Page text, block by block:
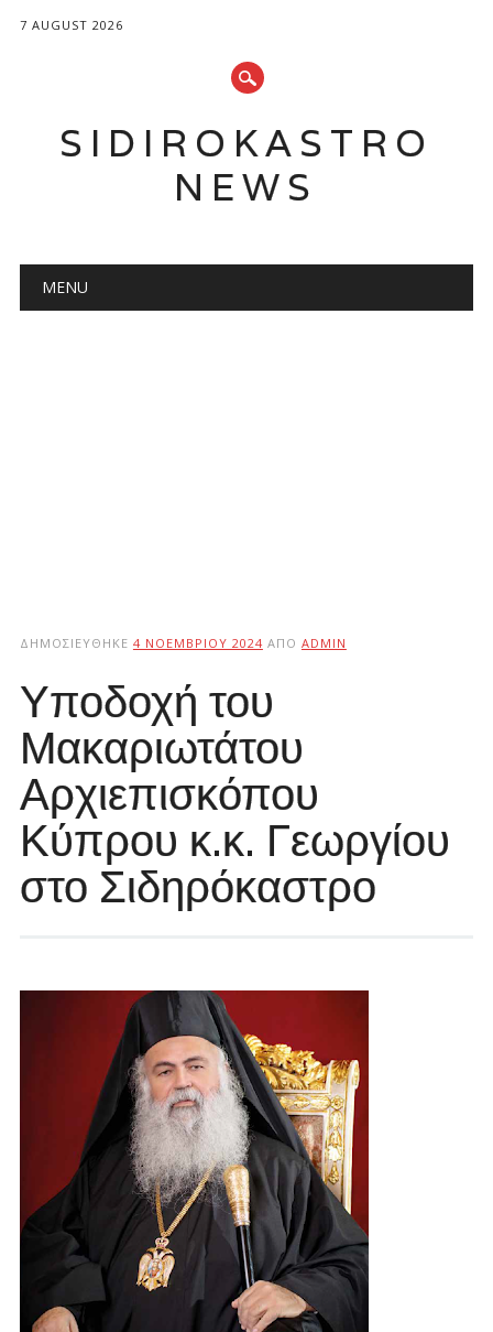
7 AUGUST 2026
SIDIROKASTRO
NEWS
Main menu
MENU
ΔΗΜΟΣΙΕΎΘΗΚΕ 4 ΝΟΕΜΒΡΊΟΥ 2024 ΑΠΌ ADMIN
Υποδοχή του
Μακαριωτάτου
Αρχιεπισκόπου
Κύπρου κ.κ. Γεωργίου
στο Σιδηρόκαστρο